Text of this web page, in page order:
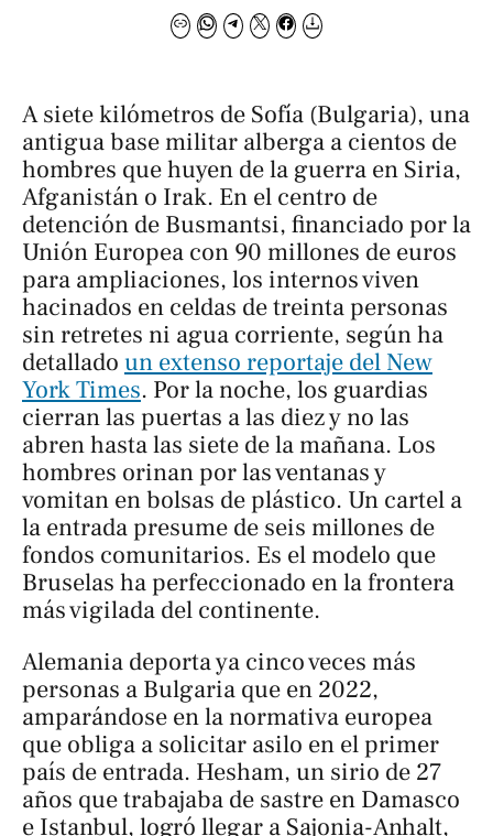
A siete kilómetros de Sofía (Bulgaria), una
antigua base militar alberga a cientos de
hombres que huyen de la guerra en Siria,
Afganistán o Irak. En el centro de
detención de Busmantsi, financiado por la
Unión Europea con 90 millones de euros
para ampliaciones, los internos viven
hacinados en celdas de treinta personas
sin retretes ni agua corriente, según ha
detallado un extenso reportaje del New
York Times. Por la noche, los guardias
cierran las puertas a las diez y no las
abren hasta las siete de la mañana. Los
hombres orinan por las ventanas y
vomitan en bolsas de plástico. Un cartel a
la entrada presume de seis millones de
fondos comunitarios. Es el modelo que
Bruselas ha perfeccionado en la frontera
más vigilada del continente.
Alemania deporta ya cinco veces más
personas a Bulgaria que en 2022,
amparándose en la normativa europea
que obliga a solicitar asilo en el primer
país de entrada. Hesham, un sirio de 27
años que trabajaba de sastre en Damasco
e Istanbul, logró llegar a Sajonia-Anhalt,